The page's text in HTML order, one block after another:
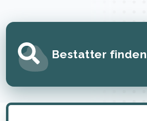
Bestatter finden